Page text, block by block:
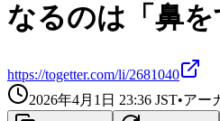
なるのは「鼻
https://togetter.com/li/2681040
2026年4月1日 23:36 JST•アー